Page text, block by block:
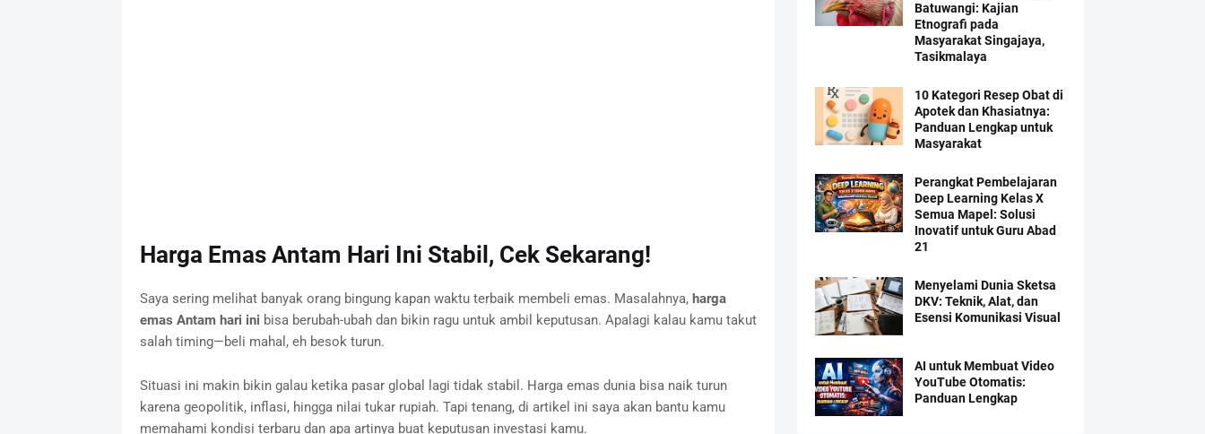
Harga Emas Antam Hari Ini Stabil, Cek Sekarang!
Saya sering melihat banyak orang bingung kapan waktu terbaik membeli emas. Masalahnya, harga
emas Antam hari ini bisa berubah-ubah dan bikin ragu untuk ambil keputusan. Apalagi kalau kamu takut
salah timing—beli mahal, eh besok turun.
Situasi ini makin bikin galau ketika pasar global lagi tidak stabil. Harga emas dunia bisa naik turun
karena geopolitik, inflasi, hingga nilai tukar rupiah. Tapi tenang, di artikel ini saya akan bantu kamu
memahami kondisi terbaru dan apa artinya buat keputusan investasi kamu.
Batuwangi: Kajian
Etnografi pada
Masyarakat Singajaya,
Tasikmalaya
10 Kategori Resep Obat di
Apotek dan Khasiatnya:
Panduan Lengkap untuk
Masyarakat
Perangkat Pembelajaran
Deep Learning Kelas X
Semua Mapel: Solusi
Inovatif untuk Guru Abad
21
Menyelami Dunia Sketsa
DKV: Teknik, Alat, dan
Esensi Komunikasi Visual
AI untuk Membuat Video
YouTube Otomatis:
Panduan Lengkap